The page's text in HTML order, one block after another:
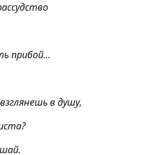
прибой…
в душу,